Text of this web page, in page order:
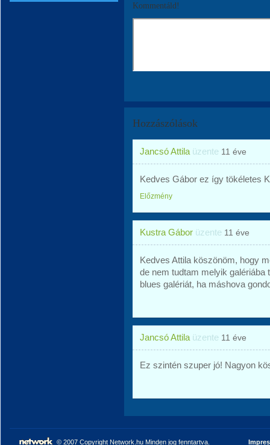
Kommentáld!
Hozzászólások
Jancsó Attila üzente 11 éve
Kedves Gábor ez így tökéletes
Előzmény
Kustra Gábor üzente 11 éve
Kedves Attila köszönöm, hogy
de nem tudtam melyik galériába
blues galériát, ha máshova
Jancsó Attila üzente 11 éve
Ez szintén szuper jó! Nagyon
© 2007 Copyright Network.hu Minden jog fenntartva.